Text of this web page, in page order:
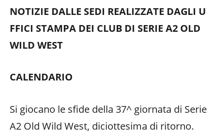
NOTIZIE DALLE SEDI REALIZZATE DAGLI U
FFICI STAMPA DEI CLUB DI SERIE A2 OLD
WILD WEST
CALENDARIO
Si giocano le sfide della 37^ giornata di Serie
A2 Old Wild West, diciottesima di ritorno.